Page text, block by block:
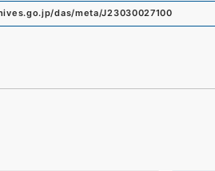
das/meta/J23030027100